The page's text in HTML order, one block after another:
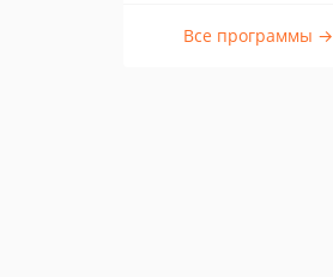
Все программы →